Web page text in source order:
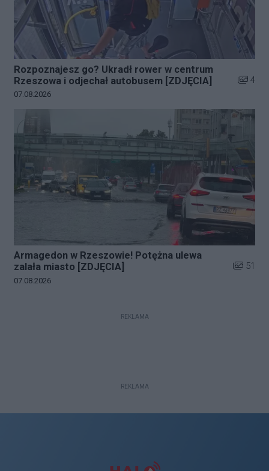
Rozpoznajesz go? Ukradł rower w centrum
Rzeszowa i odjechał autobusem [ZDJĘCIA]
Liczba
4
Data dodania galerii:
07.08.2026
Armagedon w Rzeszowie! Potężna ulewa
zalała miasto [ZDJĘCIA]
Liczba
51
Data dodania galerii:
07.08.2026
REKLAMA
REKLAMA